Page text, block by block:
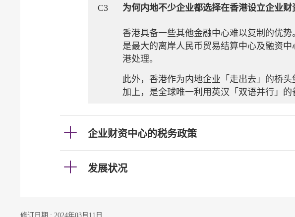
C3 为何内地不少企业都选择在香港设立企业财
香港具备一些其他金融中心难以复制的优
是最大的离岸人民币贸易结算中心及融资
港处理。
此外，香港作为内地企业「走出去」的桥
加上，是全球唯一利用英汉「双语并行」
企业财资中心的税务政策
发展状况
修订日期 : 2024年03月11日